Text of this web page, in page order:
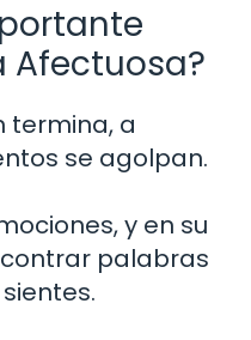
Afectuosa?
termina, a
se agolpan.
y en su
palabras